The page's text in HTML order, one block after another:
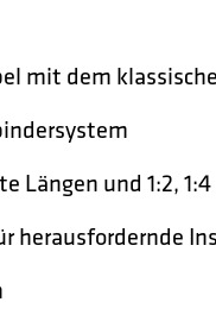
mit dem
Längen und 1:2, 1:4
herausfordernde